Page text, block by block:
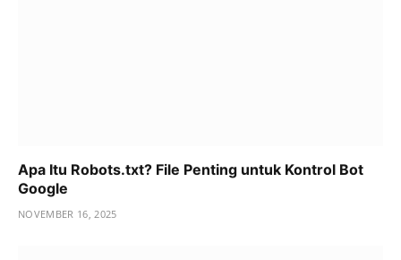
Apa Itu Robots.txt? File Penting untuk Kontrol Bot
Google
NOVEMBER 16, 2025